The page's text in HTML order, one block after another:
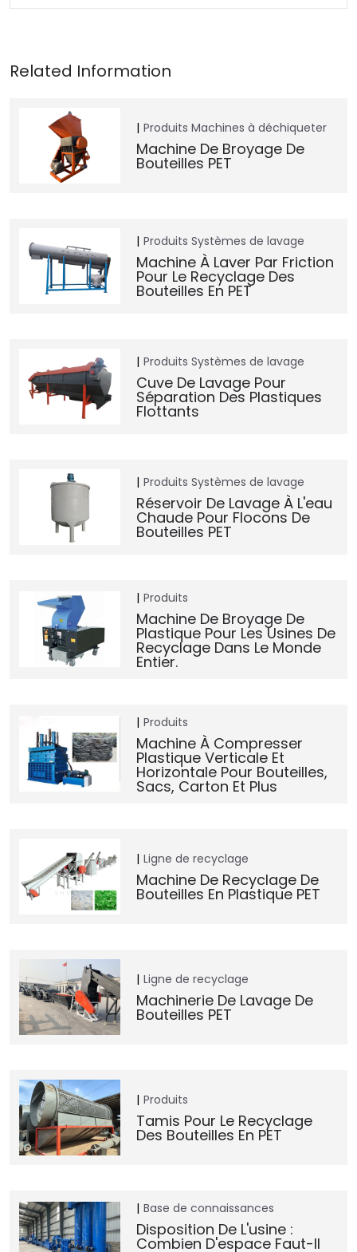
Produits Machines à déchiqueter
Machine De Broyage De
Bouteilles PET
Produits Systèmes de lavage
Machine À Laver Par Friction
Pour Le Recyclage Des
Bouteilles En PET
Produits Systèmes de lavage
Cuve De Lavage Pour
Séparation Des Plastiques
Flottants
Produits Systèmes de lavage
Réservoir De Lavage À L'eau
Chaude Pour Flocons De
Bouteilles PET
Produits
Machine De Broyage De
Plastique Pour Les Usines De
Recyclage Dans Le Monde
Entier.
Produits
Machine À Compresser
Plastique Verticale Et
Horizontale Pour Bouteilles,
Sacs, Carton Et Plus
Ligne de recyclage
Machine De Recyclage De
Bouteilles En Plastique PET
Ligne de recyclage
Machinerie De Lavage De
Bouteilles PET
Produits
Tamis Pour Le Recyclage
Des Bouteilles En PET
Base de connaissances
Disposition De L'usine :
Combien D'espace Faut-Il